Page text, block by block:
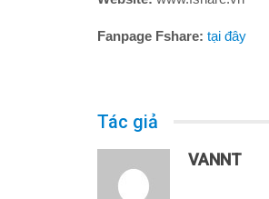
Fanpage Fshare: tại đây
Tác giả
VANNT